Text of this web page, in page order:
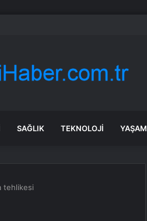
ettirilen vekil CHP’nin ilk transferi oldu
SAĞLIK TEKNOLOJI YAŞAM
tehlikesi